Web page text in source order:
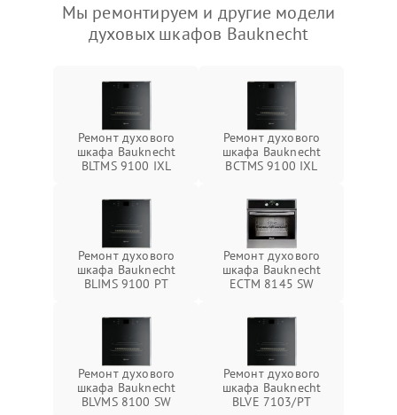
Мы ремонтируем и другие модели
духовых шкафов Bauknecht
Ремонт духового
шкафа Bauknecht
BLTMS 9100 IXL
Ремонт духового
шкафа Bauknecht
BCTMS 9100 IXL
Ремонт духового
шкафа Bauknecht
BLIMS 9100 PT
Ремонт духового
шкафа Bauknecht
ECTM 8145 SW
Ремонт духового
шкафа Bauknecht
BLVMS 8100 SW
Ремонт духового
шкафа Bauknecht
BLVE 7103/PT